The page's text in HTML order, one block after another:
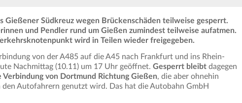
Gießener Südkreuz wegen Brückenschäden teilweise gesperrt.
und Pendler rund um Gießen zumindest teilweise aufatmen.
wird in Teilen wieder freigegeben.
von der A485 auf die A45 nach Frankfurt und ins Rhein-
Nachmittag (10.11) um 17 Uhr geöffnet. Gesperrt bleibt dagegen
Verbindung von Dortmund Richtung Gießen, die aber ohnehin
Autofahrern genutzt wird. Das hat die Autobahn GmbH